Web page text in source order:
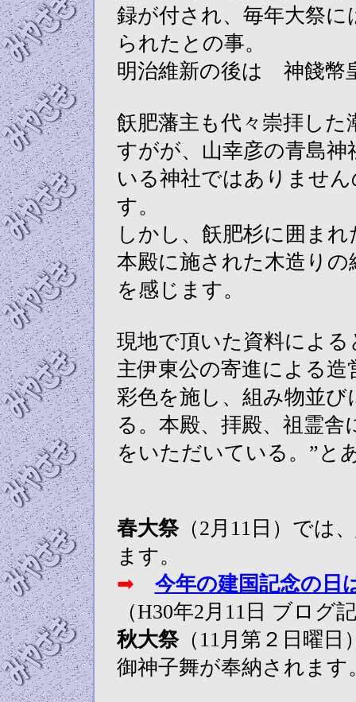
録が付され、毎年大祭
られたとの事。
明治維新の後は 神餞幣
飫肥藩主も代々崇拝し
すがが、山幸彦の青島
いる神社ではありませ
す。
しかし、飫肥杉に囲ま
本殿に施された木造り
を感じます。
現地で頂いた資料による
主伊東公の寄進による
彩色を施し、組み物並
る。本殿、拝殿、祖霊
をいただいている。”と
春大祭（2月11日）では、
ます。
➡
今年の建国記念の日
（H30年2月11日 ブログ
秋大祭（11月第２日曜日
御神子舞が奉納されます